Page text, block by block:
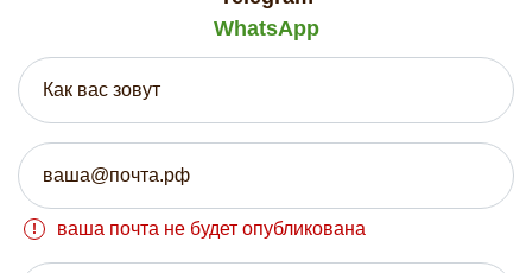
WhatsApp
ваша почта не будет опубликована